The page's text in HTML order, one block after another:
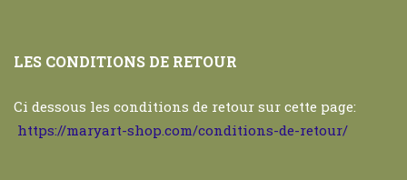
LES CONDITIONS DE RETOUR
Ci dessous les conditions de retour sur cette page:
https://maryart-shop.com/conditions-de-retour/